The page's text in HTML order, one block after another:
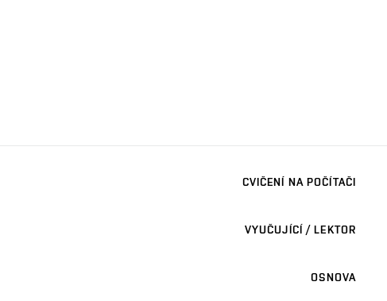
CVIČENÍ NA POČÍTAČI
VYUČUJÍCÍ / LEKTOR
OSNOVA